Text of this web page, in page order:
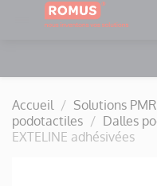
Accueil Solutions
podotactiles
Dalles
EXTELINE adhésivées
Panneau de gestion des